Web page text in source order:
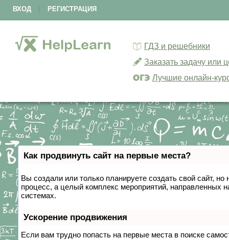
ВХОД РЕГИСТРАЦИЯ
ГДЗ и решебники
Заказать задачу или
Лучшие онлайн-
Как продвинуть сайт на первые места?
Вы создали или только планируете создать свой сайт,
процесс, а целый комплекс мероприятий, направленных
системах.
Ускорение продвижения
Если вам трудно попасть на первые места в поиске